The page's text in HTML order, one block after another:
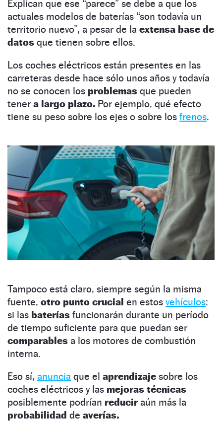
Explican que ese “parece” se debe a que los
actuales modelos de baterías “son todavía un
territorio nuevo”, a pesar de la extensa base de
datos que tienen sobre ellos.
Los coches eléctricos están presentes en las
carreteras desde hace sólo unos años y todavía
no se conocen los problemas que pueden
tener a largo plazo. Por ejemplo, qué efecto
tiene su peso sobre los ejes o sobre los frenos.
Tampoco está claro, siempre según la misma
fuente, otro punto crucial en estos vehículos:
si las baterías funcionarán durante un período
de tiempo suficiente para que puedan ser
comparables a los motores de combustión
interna.
Eso sí, anuncia que el aprendizaje sobre los
coches eléctricos y las mejoras técnicas
posiblemente podrían reduciraún más la
probabilidad de averías.